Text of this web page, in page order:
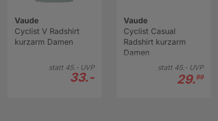
Vaude
Cyclist V Radshirt
kurzarm Damen
statt 45.-UVP
33.-
Vaude
Cyclist Casual
Radshirt kurzarm
Damen
statt 45.-UVP
29.99